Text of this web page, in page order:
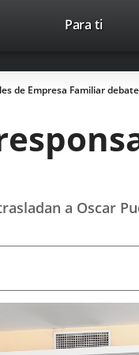
Para ti
de Empresa Familiar
a Oscar